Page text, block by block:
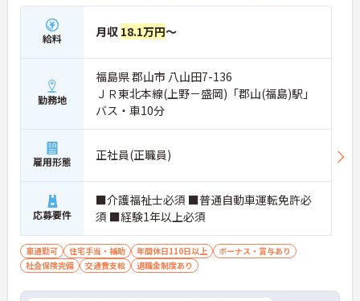
給料 月収 18.1万円～
勤務地
福島県 郡山市 八山田7-136
ＪＲ東北本線(上野－盛岡)「郡山(福島)駅」
バス・車10分
雇用形態 正社員(正職員)
応募要件
■介護福祉士必須 ■普通自動車運転免許必
須 ■経験1年以上必須
車通勤可 住宅手当・補助 年間休日110日以上
ボーナス・賞与あり
社会保険完備
交通費支給 退職金制度あり